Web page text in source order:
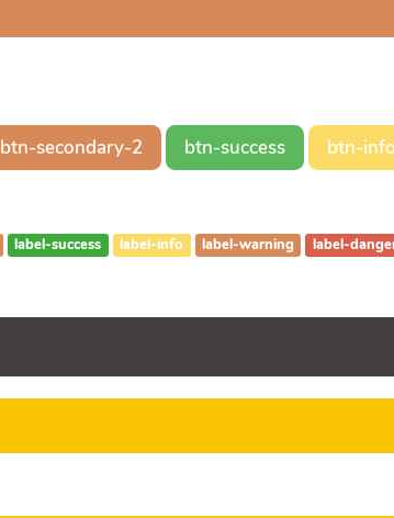
btn-secondary-2 btn-success btn-info
label-success label-info label-warning label-